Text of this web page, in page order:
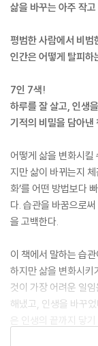
삶을 바꾸는 아주 작
평범한 사람에서 비범
인간은 어떻게 탈피하
7인 7색!
하루를 잘 살고, 인생
기적의 비밀을 담아낸
어떻게 삶을 변화시
지만 삶이 바뀌는지
화’를 어떤 방법보다
다. 습관을 바꿈으로
을 고백한다.
이 책에서 말하는 습
하지만 삶을 변화시키
것이 가장 어려운 일
해냈고, 인생을 바꾸
은 인생의 끝까지 닿